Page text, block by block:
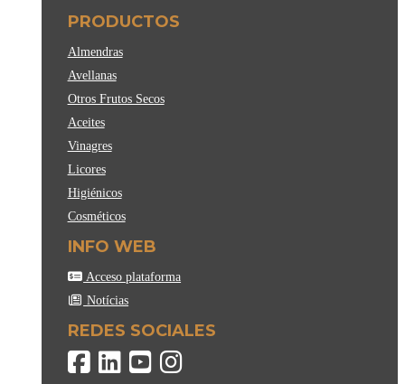
PRODUCTOS
Almendras
Avellanas
Otros Frutos Secos
Aceites
Vinagres
Licores
Higiénicos
Cosméticos
INFO WEB
Acceso plataforma
Notícias
REDES SOCIALES